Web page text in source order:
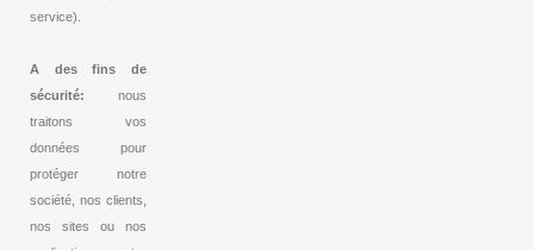
service).
A des fins de
sécurité: nous
traitons vos
données pour
protéger notre
société, nos clients,
nos sites ou nos